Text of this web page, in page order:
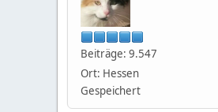
Beiträge: 9.547
Ort: Hessen
Gespeichert